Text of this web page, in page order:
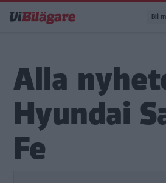
till
Bli
Alla
Hyundai
Fe